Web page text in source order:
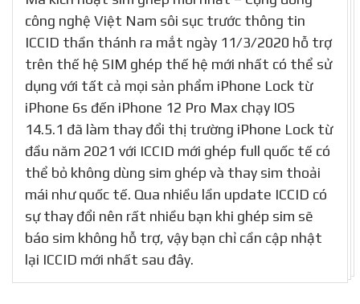
công nghệ Việt Nam sôi sục trước thông tin
ICCID thần thánh ra mắt ngày 11/3/2020 hỗ trợ
trên thế hệ SIM ghép thế hệ mới nhất có thể sử
dụng với tất cả mọi sản phẩm iPhone Lock từ
iPhone 6s đến iPhone 12 Pro Max chạy IOS
14.5.1 đã làm thay đổi thị trường iPhone Lock từ
đầu năm 2021 với ICCID mới ghép full quốc tế có
thể bỏ không dùng sim ghép và thay sim thoải
mái như quốc tế. Qua nhiều lần update ICCID có
sự thay đổi nên rất nhiều bạn khi ghép sim sẽ
báo sim không hỗ trợ, vậy bạn chỉ cần cập nhật
lại ICCID mới nhất sau đây.